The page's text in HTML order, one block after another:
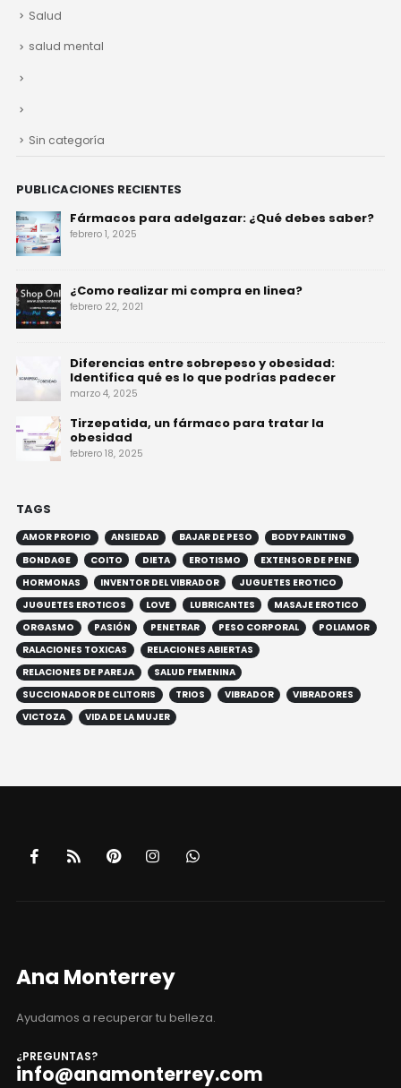
Salud
salud mental
Sin categoría
PUBLICACIONES RECIENTES
Fármacos para adelgazar: ¿Qué debes saber?
febrero 1, 2025
¿Como realizar mi compra en linea?
febrero 22, 2021
Diferencias entre sobrepeso y obesidad:
Identifica qué es lo que podrías padecer
marzo 4, 2025
Tirzepatida, un fármaco para tratar la
obesidad
febrero 18, 2025
TAGS
AMOR PROPIO ANSIEDAD BAJAR DE PESO
BODY PAINTING
BONDAGE
COITO DIETA EROTISMO
EXTENSOR DE PENE
HORMONAS
INVENTOR DEL VIBRADOR
JUGUETES EROTICO
JUGUETES EROTICOS
LOVE LUBRICANTES
MASAJE EROTICO
ORGASMO
PASIÓN PENETRAR PESO CORPORAL
POLIAMOR
RALACIONES TOXICAS
RELACIONES ABIERTAS
RELACIONES DE PAREJA
SALUD FEMENINA
SUCCIONADOR DE CLITORIS
TRIOS VIBRADOR
VIBRADORES
VICTOZA
VIDA DE LA MUJER
Ana Monterrey
Ayudamos a recuperar tu belleza.
¿PREGUNTAS?
info@anamonterrey.com